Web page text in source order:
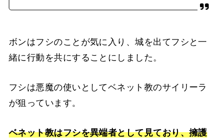
ボンはフシのことが気に入り、城を出てフシと一
緒に行動を共にすることにしました。
フシは悪魔の使いとしてベネット教のサイリーラ
が狙っています。
ベネット教はフシを異端者として見ており、擁護